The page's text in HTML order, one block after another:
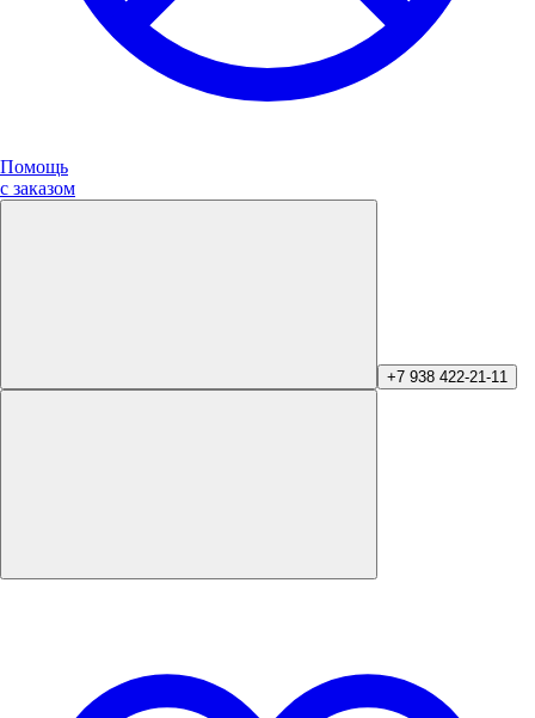
Помощь
с заказом
+7 938 422-21-11